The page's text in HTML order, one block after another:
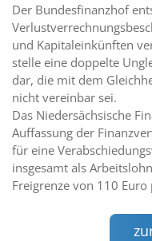
Der Bundesfinanzhof
und Kapitaleinkünften
stelle eine doppelte
dar, die mit dem
nicht vereinbar sei.
Das Niedersächsische
Auffassung der
für eine
insgesamt als
Freigrenze von 110